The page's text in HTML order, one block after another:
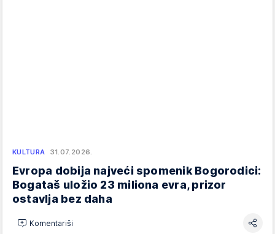
KULTURA 31.07.2026.
Evropa dobija najveći spomenik Bogorodici:
Bogataš uložio 23 miliona evra, prizor
ostavlja bez daha
Komentariši